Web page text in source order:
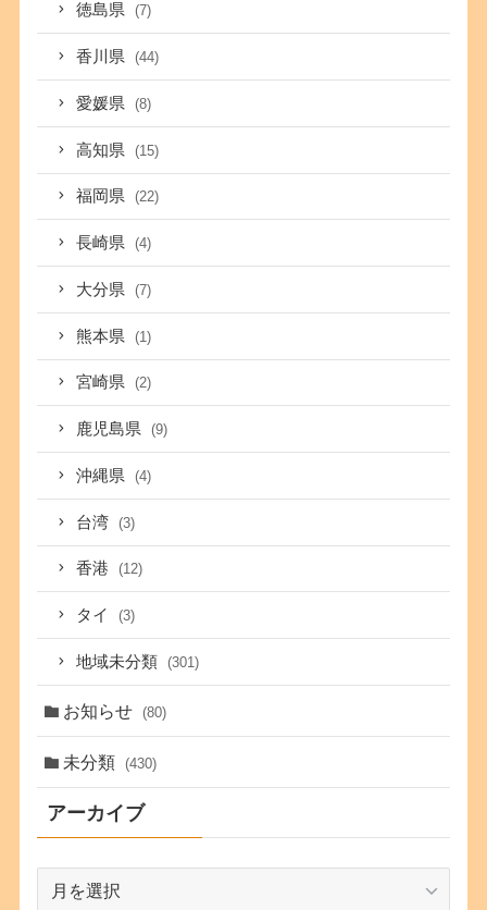
徳島県 (7)
香川県 (44)
愛媛県 (8)
高知県 (15)
福岡県 (22)
長崎県 (4)
大分県 (7)
熊本県 (1)
宮崎県 (2)
鹿児島県 (9)
沖縄県 (4)
台湾 (3)
香港 (12)
タイ (3)
地域未分類 (301)
お知らせ (80)
未分類 (430)
アーカイブ